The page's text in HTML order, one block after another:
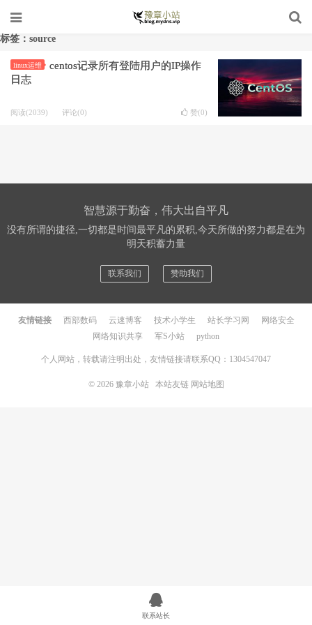
标签：source
linux运维
centos记录所有登陆用户的IP操作
日志
阅读(2039) 评论(0) 赞(0)
智慧源于勤奋，伟大出自平凡
没有所谓的捷径,一切都是时间最平凡的累积,今天所做的努力都是在为
明天积蓄力量
联系我们 赞助我们
友情链接 西部数码 云速博客 技术小学生 站长学习网
网络安全
网络知识共享
军S小站 python
个人网站，转载请注明出处，友情链接请联系QQ：1304547047
© 2026 豫章小站 本站友链 网站地图
联系站长